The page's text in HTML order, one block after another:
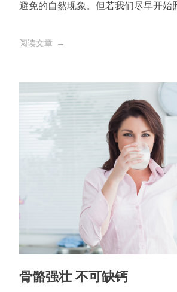
避免的自然现象。但若我们尽早开始
骨骼强壮 不可缺钙